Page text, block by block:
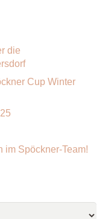
die
Cup Winter
im Spöckner-Team!